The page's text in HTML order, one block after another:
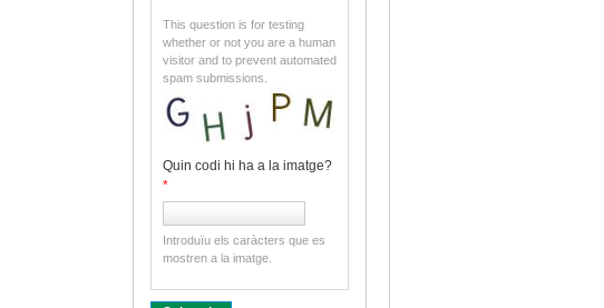
This question is for testing
whether or not you are a human
visitor and to prevent automated
spam submissions.
Quin codi hi ha a la imatge?
*
Introduïu els caràcters que es
mostren a la imatge.